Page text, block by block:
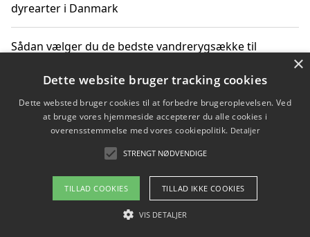
dyrearter i Danmark
Sådan vælger du de bedste vandrerygsække til
Copyright 2026 - Pilanto Aps
Om / kontakt
×
Dette website bruger tracking cookies
Dette websted bruger cookies til at forbedre brugeroplevelsen. Ved
at bruge vores hjemmeside accepterer du alle cookies i
overensstemmelse med vores cookiepolitik. Detaljer
STRENGT NØDVENDIGE
TILLAD COOKIES TILLAD IKKE COOKIES
VIS DETALJER